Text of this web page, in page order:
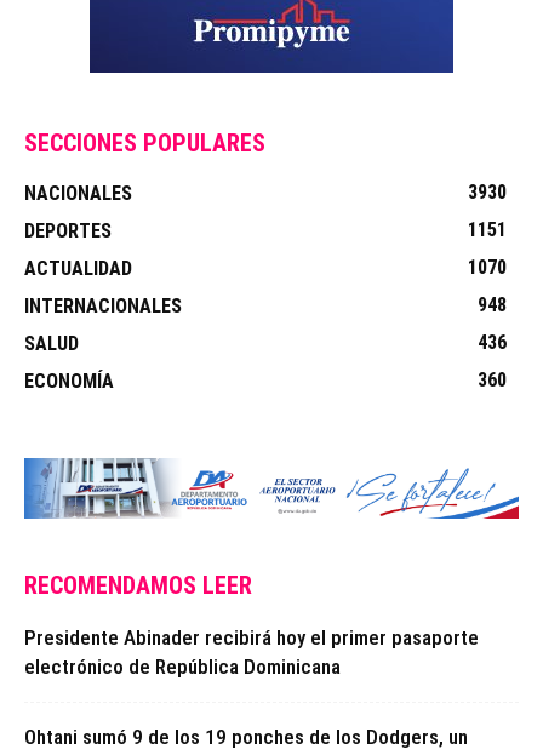
SECCIONES POPULARES
NACIONALES
3930
DEPORTES
1151
ACTUALIDAD
1070
INTERNACIONALES
948
SALUD
436
ECONOMÍA
360
RECOMENDAMOS LEER
Presidente Abinader recibirá hoy el primer pasaporte
electrónico de República Dominicana
Ohtani sumó 9 de los 19 ponches de los Dodgers, un